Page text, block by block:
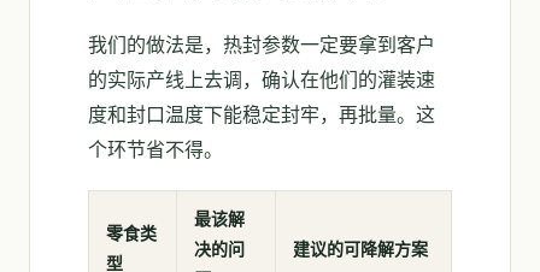
我们的做法是，热封参数一定要拿到客户
的实际产线上去调，确认在他们的灌装速
度和封口温度下能稳定封牢，再批量。这
个环节省不得。
零食类
型
最该解
决的问
建议的可降解方案